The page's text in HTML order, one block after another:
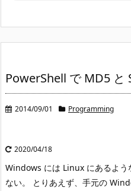
PowerShell で MD5 と
2014/09/01 Programming
2020/04/18
Windows には Linux にあるよ
ない。 とりあえず、手元の